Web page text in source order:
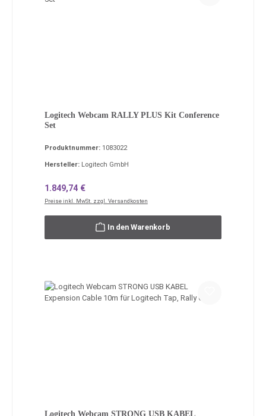
Logitech Webcam RALLY PLUS Kit Conference
Set
Produktnummer: 1083022
Hersteller: Logitech GmbH
Regulärer Preis:
1.849,74 €
Preise inkl. MwSt. zzgl. Versandkosten
In den Warenkorb
Logitech Webcam STRONG USB KABEL